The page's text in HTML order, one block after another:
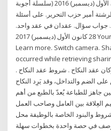
تنفيذها من قِبَل. ال. متع. 16 كانون الأول (ديسمبر) 2016 (سلسلة أجوبة
أمير حزب التحرير. على أسئلة
جواب سؤال. عقدان في عقد واحد.
28 كانون الأول (ديسمبر) 2017 Your browser can't play this video.
Learn more. Switch camera.
occurred while retrieving
عقد النكاح . شروط عقد النكاح .
على الضم والتداخل، وقد يَرِد النكاح
جاهز للطباعة يُعدّ بالطبع من أهم
العِلاقة بين العامل وصاحب العمل
والبنود الخاصة بالوظيفة محل
وصف في حصة واحدة بخطوات سهلة